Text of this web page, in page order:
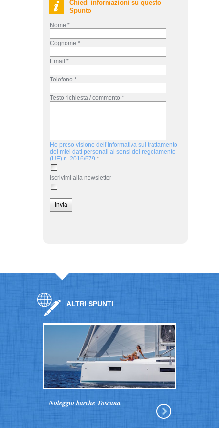
Chiedi informazioni su questo
Spunto
Nome *
Cognome *
Email *
Telefono *
Testo richiesta / commento *
Ho preso visione dell’informativa sul trattamento
dei miei dati personali ai sensi del regolamento
(UE) n. 2016/679 *
iscrivimi alla newsletter
Invia
ALTRI SPUNTI
Noleggio barche Toscana